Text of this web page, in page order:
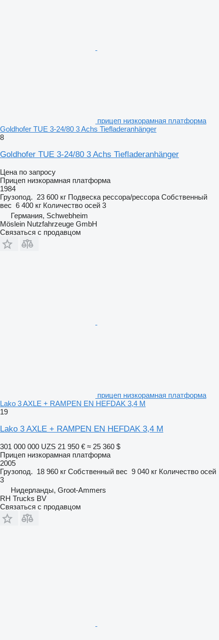
прицеп низкорамная платформа
Goldhofer TUE 3-24/80 3 Achs Tiefladeranhänger
8
Goldhofer TUE 3-24/80 3 Achs Tiefladeranhänger
Цена по запросу
Прицеп низкорамная платформа
1984
Грузопод. 23 600 кг Подвеска рессора/рессора Собственный
вес 6 400 кг Количество осей 3
Германия, Schwebheim
Möslein Nutzfahrzeuge GmbH
Связаться с продавцом
прицеп низкорамная платформа
Lako 3 AXLE + RAMPEN EN HEFDAK 3,4 M
19
Lako 3 AXLE + RAMPEN EN HEFDAK 3,4 M
301 000 000 UZS 21 950 € ≈ 25 360 $
Прицеп низкорамная платформа
2005
Грузопод. 18 960 кг Собственный вес 9 040 кг Количество осей
3
Нидерланды, Groot-Ammers
RH Trucks BV
Связаться с продавцом